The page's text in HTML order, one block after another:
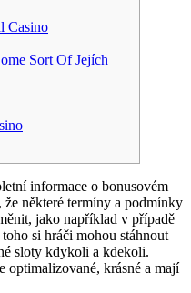
Casino
Sort Of Jejích
informace o bonusovém
některé termíny a podmínky
jako například v případě
si hráči mohou stáhnout
sloty kdykoli a kdekoli.
optimalizované, krásné a mají